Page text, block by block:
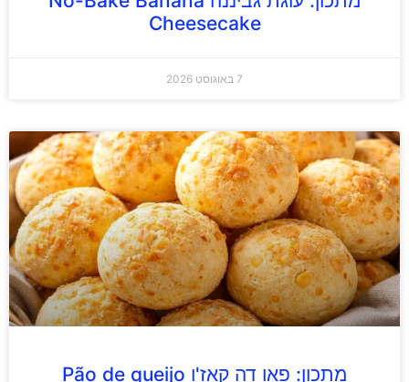
Cheesecake
7 באוגוסט 2026
מתכון: פאו דה קאז'ו Pão de queijo